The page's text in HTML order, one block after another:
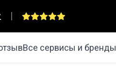
|
Все сервисы и бренды